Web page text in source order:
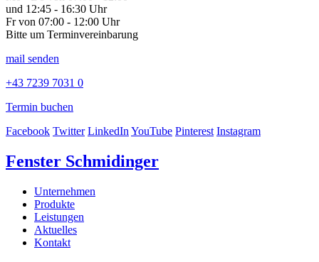
und 12:45 - 16:30 Uhr
Fr von 07:00 - 12:00 Uhr
Bitte um Terminvereinbarung
mail senden
+43 7239 7031 0
Termin buchen
Facebook Twitter LinkedInYouTube Pinterest Instagram
Fenster Schmidinger
Unternehmen
Produkte
Leistungen
Aktuelles
Kontakt